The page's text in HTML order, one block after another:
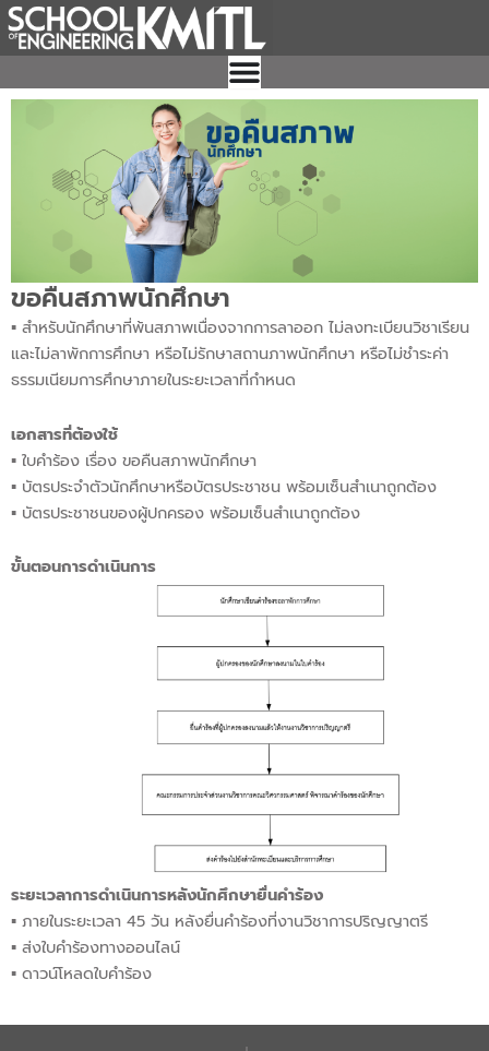
Skip
to
ขอคืนสภาพนักศึกษา
▪︎ สำหรับนักศึกษาที่พ้นสภาพเนื่องจากการลาออก ไม่ลงทะเบียนวิชาเรียน
และไม่ลาพักการศึกษา หรือไม่รักษาสถานภาพนักศึกษา หรือไม่ชำระค่า
ธรรมเนียมการศึกษาภายในระยะเวลาที่กำหนด
เอกสารที่ต้องใช้
▪︎ ใบคำร้อง เรื่อง ขอคืนสภาพนักศึกษา
▪︎ บัตรประจำตัวนักศึกษาหรือบัตรประชาชน พร้อมเซ็นสำเนาถูกต้อง
▪︎ บัตรประชาชนของผู้ปกครอง พร้อมเซ็นสำเนาถูกต้อง
ขั้นตอนการดำเนินการ
ระยะเวลาการดำเนินการหลังนักศึกษายื่นคำร้อง
▪︎ ภายในระยะเวลา 45 วัน หลังยื่นคำร้องที่งานวิชาการปริญญาตรี
▪︎ ส่งใบคำร้องทางออนไลน์
▪︎ ดาวน์โหลดใบคำร้อง